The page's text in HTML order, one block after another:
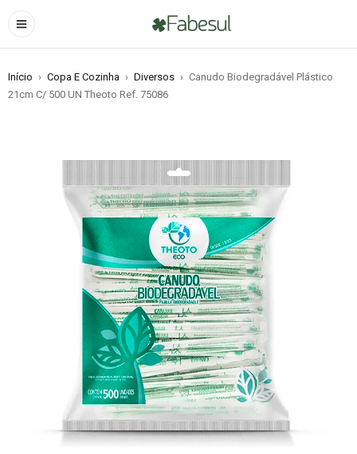
Início › Copa E Cozinha › Diversos › Canudo Biodegradável Plástico
21cm C/ 500 UN Theoto Ref. 75086